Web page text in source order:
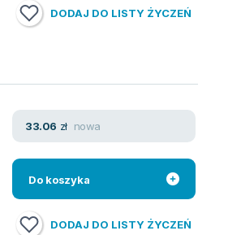
DODAJ DO LISTY ŻYCZEŃ
33.06 zł nowa
Do koszyka
DODAJ DO LISTY ŻYCZEŃ